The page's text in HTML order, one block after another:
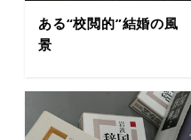
ある“校閲的”結婚の風
景